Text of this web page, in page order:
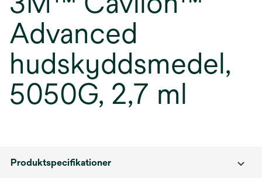
Advanced
hudskyddsmedel,
5050G, 2,7 ml
Produktspecifikationer